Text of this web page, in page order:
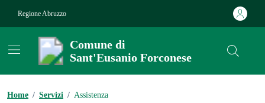
Regione Abruzzo
Comune di
Sant'Eusanio Forconese
Home / Servizi / Assistenza